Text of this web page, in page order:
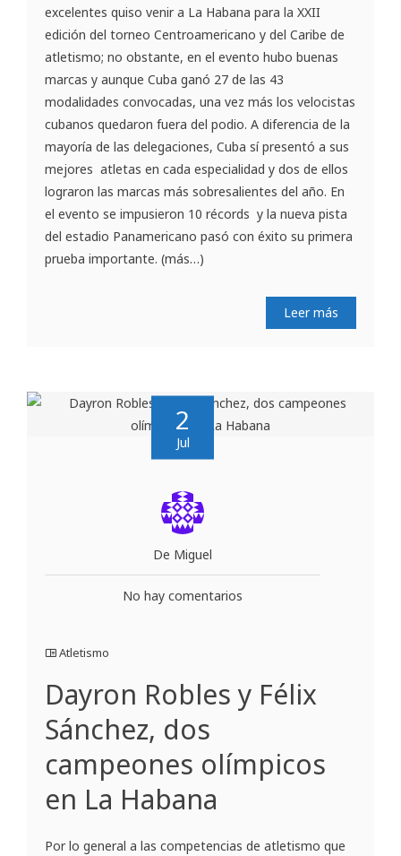
excelentes quiso venir a La Habana para la XXII
edición del torneo Centroamericano y del Caribe de
atletismo; no obstante, en el evento hubo buenas
marcas y aunque Cuba ganó 27 de las 43
modalidades convocadas, una vez más los velocistas
cubanos quedaron fuera del podio. A diferencia de la
mayoría de las delegaciones, Cuba sí presentó a sus
mejores atletas en cada especialidad y dos de ellos
lograron las marcas más sobresalientes del año. En
el evento se impusieron 10 récords y la nueva pista
del estadio Panamericano pasó con éxito su primera
prueba importante. (más…)
Leer más
2
Jul
De Miguel
No hay comentarios
Atletismo
Dayron Robles y Félix
Sánchez, dos
campeones olímpicos
en La Habana
Por lo general a las competencias de atletismo que